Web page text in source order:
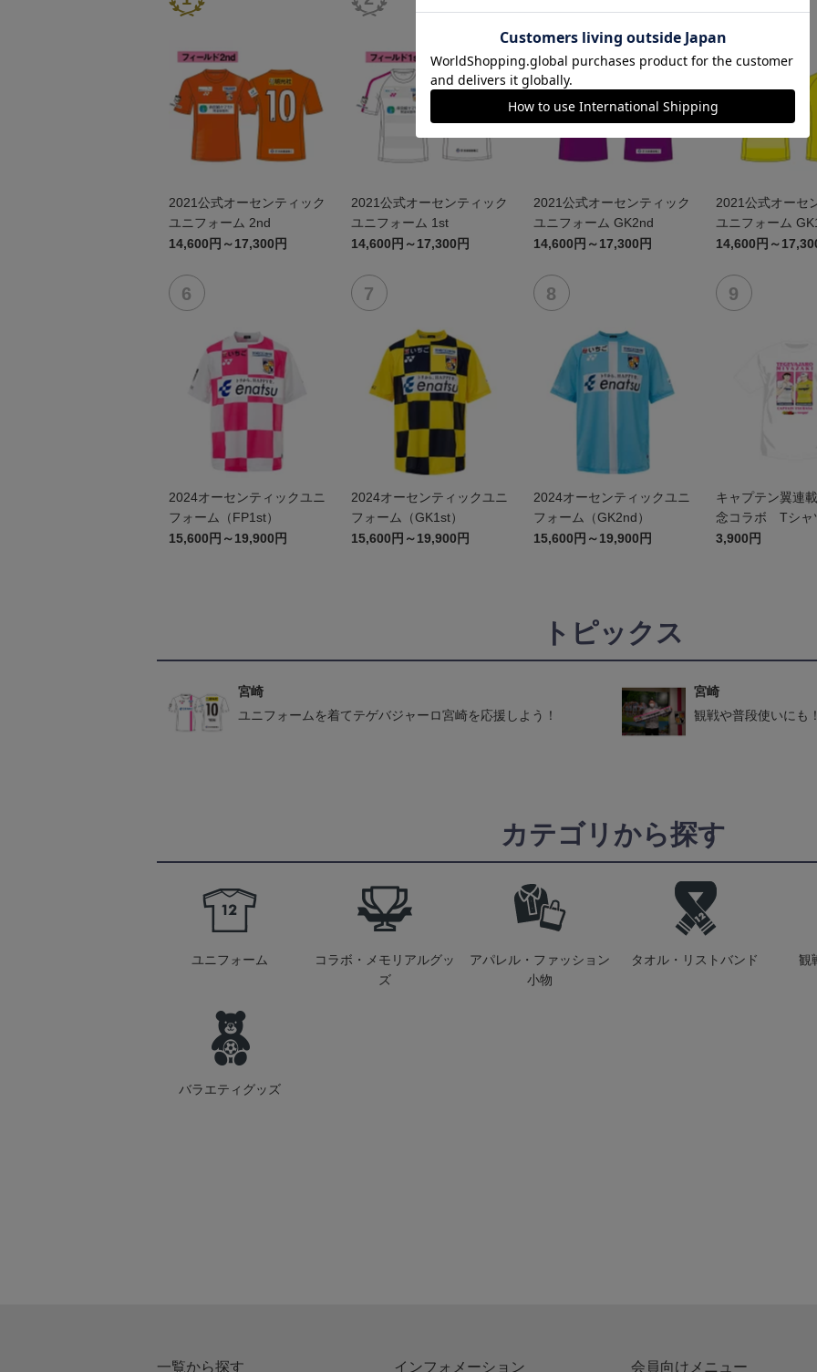
2021公式オーセンティック
ユニフォーム 2nd
14,600円～17,300円
2021公式オーセンティック
ユニフォーム 1st
14,600円～17,300円
2021公式オーセンティック
ユニフォーム GK2nd
14,600円～17,300円
2021公式オーセ
ユニフォーム
14,600円～
2024オーセンティックユニ
フォーム（FP1st）
15,600円～19,900円
2024オーセンティックユニ
フォーム（GK1st）
15,600円～19,900円
2024オーセンティックユニ
フォーム（GK2nd）
15,600円～19,900円
キャプテン翼連
念コラボ Tシャ
バジャーロ宮崎）
3,900円
トピックス
宮崎
ユニフォームを着てテゲバジャーロ宮崎を応援しよう！
宮崎
観戦や普段使いにも
カテゴリから探す
ユニフォーム
コラボ・メモリアルグッ
ズ
アパレル・ファッション
小物
タオル・リストバンド 観
バラエティグッズ
一覧から探す インフォメーション 会員向けメニュー